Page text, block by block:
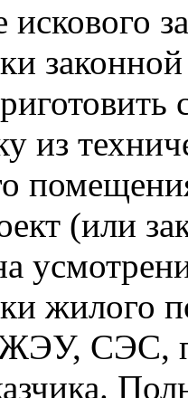
из
(или
жилого
ЖЭУ, СЭС,